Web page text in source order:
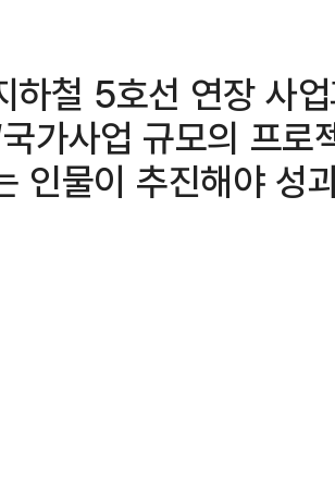
하철 5호선 연장 사
가사업 규모의 프
인물이 추진해야 성